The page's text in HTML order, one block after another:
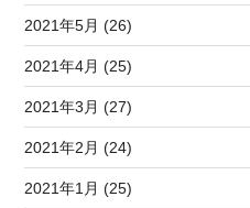
2021年5月 (26)
2021年4月 (25)
2021年3月 (27)
2021年2月 (24)
2021年1月 (25)